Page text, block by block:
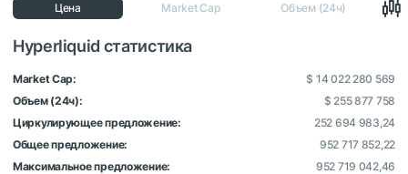
Цена Market Cap Объем (24ч)
Hyperliquid статистика
Market Cap:
$ 14 022 280 569
Объем (24ч):
$ 255 877 758
Циркулирующее предложение:
252 694 983,24
Общее предложение:
952 717 852,22
Максимальное предложение:
952 719 042,46